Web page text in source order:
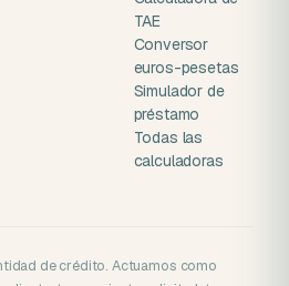
TAE
Conversor
euros-pesetas
Simulador de
préstamo
Todas las
calculadoras
de crédito. Actuamos como